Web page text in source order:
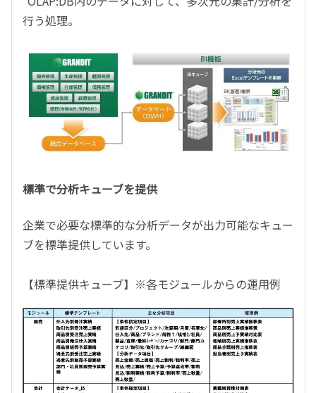
行う処理。
標準で分析キューブを提供
企業で必要な標準的な分析データが出力可能なキュー
ブを標準提供しています。
【標準提供キューブ】※各モジュールからの運用例